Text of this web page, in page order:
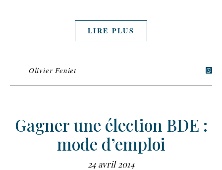
LIRE PLUS
Olivier Feniet
Gagner une élection BDE :
mode d’emploi
24 avril 2014